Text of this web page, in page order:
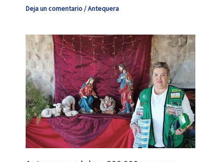
Deja un comentario/Antequera